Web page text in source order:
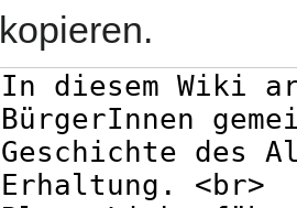
kopieren.